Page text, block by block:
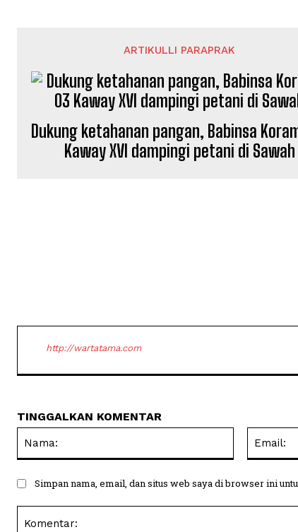
ARTIKULLI PARAPRAK
Dukung ketahanan pangan, Babinsa
Kaway XVI dampingi petani di Sawah
http://wartatama.com
TINGGALKAN KOMENTAR
Simpan nama, email, dan situs web saya di browser ini